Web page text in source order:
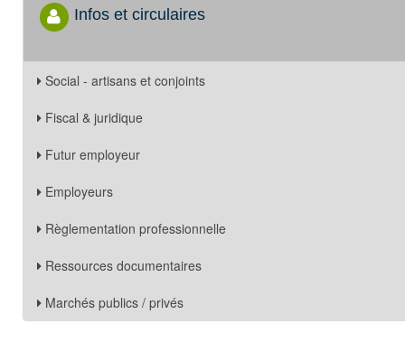
Infos et circulaires
Social - artisans et conjoints
Fiscal & juridique
Futur employeur
Employeurs
Règlementation professionnelle
Ressources documentaires
Marchés publics / privés